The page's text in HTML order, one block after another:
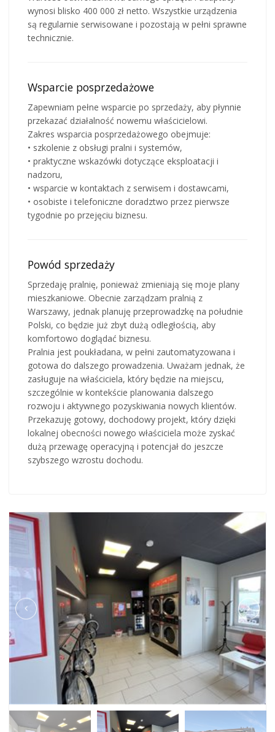
wynosi blisko 400 000 zł netto. Wszystkie urządzenia
są regularnie serwisowane i pozostają w pełni sprawne
technicznie.
Wsparcie posprzedażowe
Zapewniam pełne wsparcie po sprzedaży, aby płynnie
przekazać działalność nowemu właścicielowi.
Zakres wsparcia posprzedażowego obejmuje:
• szkolenie z obsługi pralni i systemów,
• praktyczne wskazówki dotyczące eksploatacji i
nadzoru,
• wsparcie w kontaktach z serwisem i dostawcami,
• osobiste i telefoniczne doradztwo przez pierwsze
tygodnie po przejęciu biznesu.
Powód sprzedaży
Sprzedaję pralnię, ponieważ zmieniają się moje plany
mieszkaniowe. Obecnie zarządzam pralnią z
Warszawy, jednak planuję przeprowadzkę na południe
Polski, co będzie już zbyt dużą odległością, aby
komfortowo doglądać biznesu.
Pralnia jest poukładana, w pełni zautomatyzowana i
gotowa do dalszego prowadzenia. Uważam jednak, że
zasługuje na właściciela, który będzie na miejscu,
szczególnie w kontekście planowania dalszego
rozwoju i aktywnego pozyskiwania nowych klientów.
Przekazuję gotowy, dochodowy projekt, który dzięki
lokalnej obecności nowego właściciela może zyskać
dużą przewagę operacyjną i potencjał do jeszcze
szybszego wzrostu dochodu.